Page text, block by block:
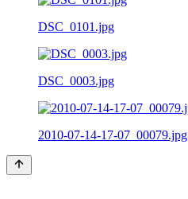
DSC_0101.jpg
DSC_0003.jpg
2010-07-14-17-07_00079.jpg